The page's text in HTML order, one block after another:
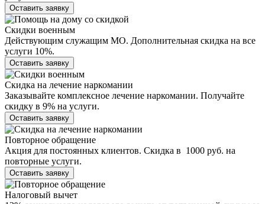
Оставить заявку
Скидки военным
Действующим служащим МО. Дополнительная скидка на все
услуги 10%.
Оставить заявку
Скидка на лечение наркомании
Заказывайте комплексное лечение наркомании. Получайте
скидку в 9% на услуги.
Оставить заявку
Повторное обращение
Акция для постоянных клиентов. Скидка в 1000 руб. на
повторные услуги.
Оставить заявку
Налоговый вычет